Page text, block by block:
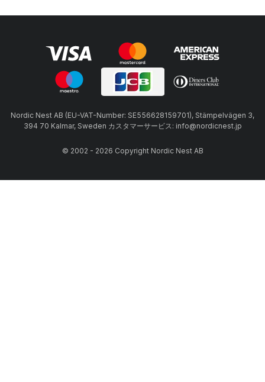
Nordic Nest AB (EU-VAT-Number: SE556628159701), Stämpelvägen 3,
394 70 Kalmar, Sweden カスタマーサービス: info@nordicnest.jp
© 2002 - 2026 Copyright Nordic Nest AB